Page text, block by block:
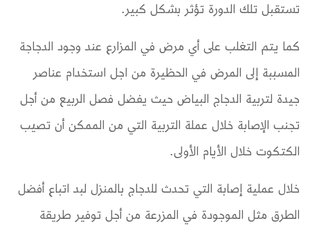
تستقبل تلك الدورة تؤثر بشكل كبير.
كما يتم التغلب على أي مرض في المزارع عند وجود الدجاجة
المسببة إلى المرض في الحظيرة من اجل استخدام عناصر
جيدة لتربية الدجاج البياض حيث يفضل فصل الربيع من أجل
تجنب الإصابة خلال عملة التربية التي من الممكن أن تصيب
الكتكوت خلال الأيام الأولى.
خلال عملية إصابة التي تحدث للدجاج بالمنزل لبد اتباع أفضل
الطرق مثل الموجودة في المزرعة من أجل توفير طريقة